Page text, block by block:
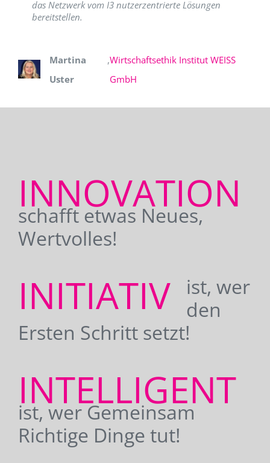
das Netzwerk vom I3 nutzerzentrierte Lösungen
bereitstellen.
Martina
Uster
,Wirtschaftsethik Institut WEISS
GmbH
INNOVATION
schafft etwas Neues,
Wertvolles!
INITIATIV
ist, wer
den
Ersten Schritt setzt!
INTELLIGENT
ist, wer Gemeinsam
Richtige Dinge tut!